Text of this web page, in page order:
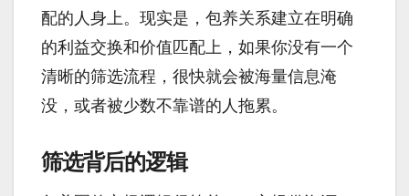
配的人身上。现实是，包养关系建立在明确
的利益交换和价值匹配上，如果你没有一个
清晰的筛选流程，很快就会被海量信息淹
没，或者被少数不靠谱的人拖累。
筛选背后的逻辑